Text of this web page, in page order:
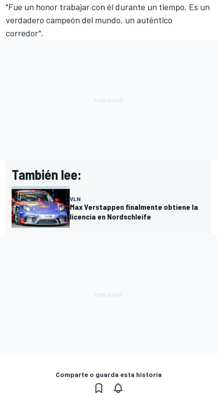
"Fue un honor trabajar con él durante un tiempo. Es un
verdadero campeón del mundo, un auténtico
corredor".
También lee:
VLN
Max Verstappen finalmente obtiene la
licencia en Nordschleife
Comparte o guarda esta historia